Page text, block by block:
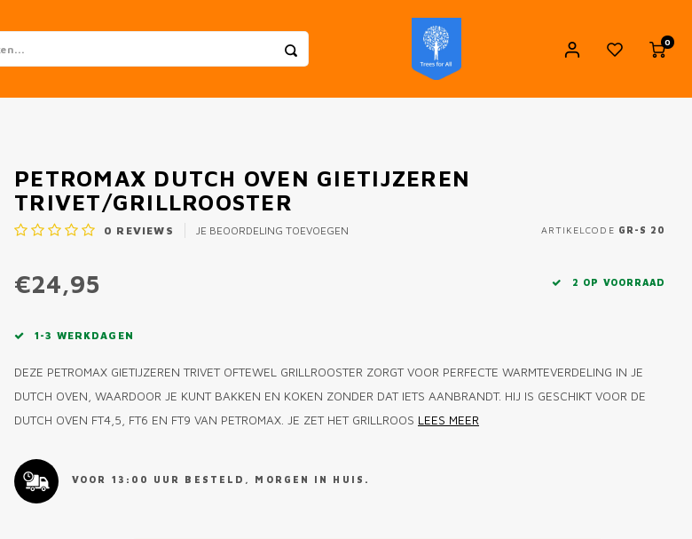
0
PETROMAX DUTCH OVEN GIETIJZEREN
TRIVET/GRILLROOSTER
0 REVIEWS JE BEOORDELING TOEVOEGEN ARTIKELCODE GR-S 20
€24,95 2 OP VOORRAAD
1-3 WERKDAGEN
DEZE PETROMAX GIETIJZEREN TRIVET OFTEWEL GRILLROOSTER ZORGT VOOR PERFECTE WARMTEVERDELING IN JE
DUTCH OVEN, WAARDOOR JE KUNT BAKKEN EN KOKEN ZONDER DAT IETS AANBRANDT. HIJ IS GESCHIKT VOOR DE
DUTCH OVEN FT4,5, FT6 EN FT9 VAN PETROMAX. JE ZET HET GRILLROOS LEES MEER
VOOR 13:00 UUR BESTELD, MORGEN IN HUIS.